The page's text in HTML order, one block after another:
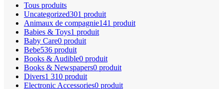
Tous produits
Uncategorized301 produit
Animaux de compagnie141 produit
Babies & Toys1 produit
Baby Care0 produit
Bebe536 produit
Books & Audible0 produit
Books & Newspapers0 produit
Divers1 310 produit
Electronic Accessories0 produit